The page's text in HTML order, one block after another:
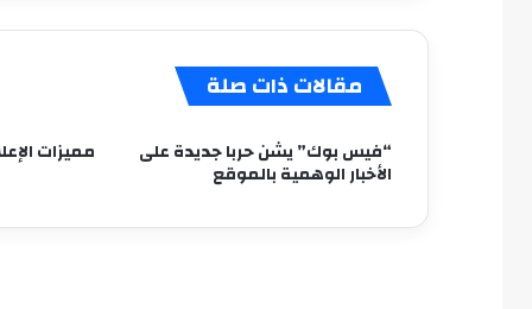
مقالات ذات صلة
“فيس بوك” يشن حربا جديدة على
الأخبار الوهمية بالموقع
مميزات